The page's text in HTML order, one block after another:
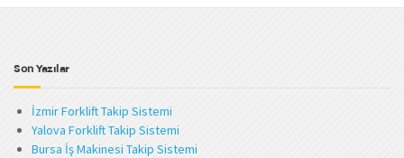
Son Yazılar
İzmir Forklift Takip Sistemi
Yalova Forklift Takip Sistemi
Bursa İş Makinesi Takip Sistemi